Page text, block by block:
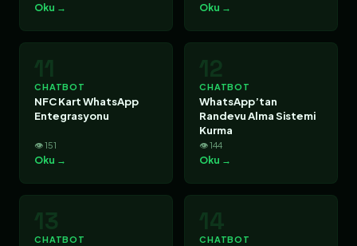
Oku → Oku →
11
CHATBOT
NFC Kart WhatsApp
Entegrasyonu
👁 151
Oku →
12
CHATBOT
WhatsApp’tan
Randevu Alma Sistemi
Kurma
👁 144
Oku →
13
CHATBOT
14
CHATBOT